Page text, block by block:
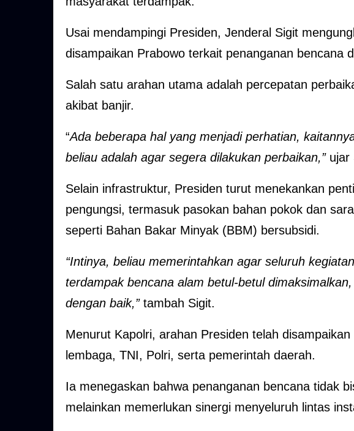
Usai mendampingi Presiden, Jenderal Sigit
disampaikan Prabowo terkait penanganan bencana
Salah satu arahan utama adalah percepatan
akibat banjir.
“Ada beberapa hal yang menjadi perhatian,
beliau adalah agar segera dilakukan perbaikan,”ujar
Selain infrastruktur, Presiden turut menekankan
pengungsi, termasuk pasokan bahan pokok dan
seperti Bahan Bakar Minyak (BBM) bersubsidi.
“Intinya, beliau memerintahkan agar seluruh
terdampak bencana alam betul-betul
dengan baik,”tambah Sigit.
Menurut Kapolri, arahan Presiden telah
lembaga, TNI, Polri, serta pemerintah daerah.
Ia menegaskan bahwa penanganan bencana tidak
melainkan memerlukan sinergi menyeluruh lintas